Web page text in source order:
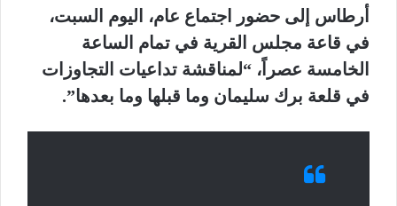
أرطاس إلى حضور اجتماع عام، اليوم السبت،
في قاعة مجلس القرية في تمام الساعة
الخامسة عصراً، “لمناقشة تداعيات التجاوزات
في قلعة برك سليمان وما قبلها وما بعدها”.